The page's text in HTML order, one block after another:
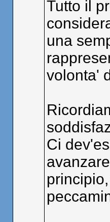
Tutto il
una
volonta'
Ci